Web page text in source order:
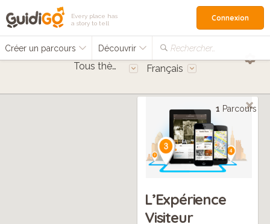
Every place has
a story to tell
Créer un parcours Découvrir Rechercher…
Connexion
Tous thèmes Français
1 Parcours
L’Expérience
Visiteur